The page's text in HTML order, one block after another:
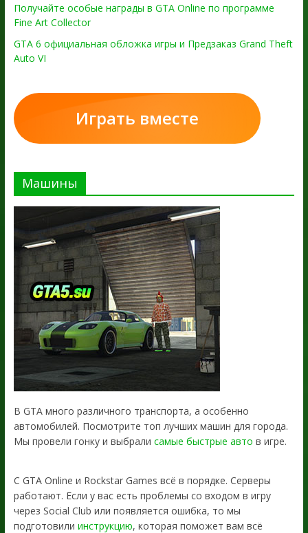
Получайте особые награды в GTA Online по программе
Fine Art Collector
GTA 6 официальная обложка игры и Предзаказ Grand Theft
Auto VI
Играть вместе
Машины
В GTA много различного транспорта, а особенно
автомобилей. Посмотрите топ лучших машин для города.
Мы провели гонку и выбрали самые быстрые авто в игре.
С GTA Online и Rockstar Games всё в порядке. Серверы
работают. Если у вас есть проблемы со входом в игру
через Social Club или появляется ошибка, то мы
подготовили инструкцию, которая поможет вам всё